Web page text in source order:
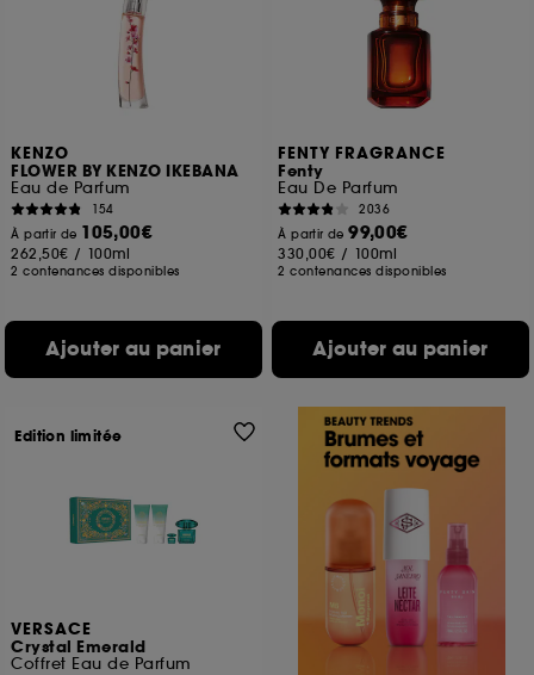
KENZO
FLOWER BY KENZO IKEBANA
Eau de Parfum
154
À partir de 105,00€
262,50€ / 100ml
2 contenances disponibles
Ajouter au panier
FENTY FRAGRANCE
Fenty
Eau De Parfum
2036
À partir de99,00€
330,00€ / 100ml
2 contenances disponibles
Ajouter au panier
VERSACE
Crystal Emerald
Coffret Eau de Parfum
Edition limitée